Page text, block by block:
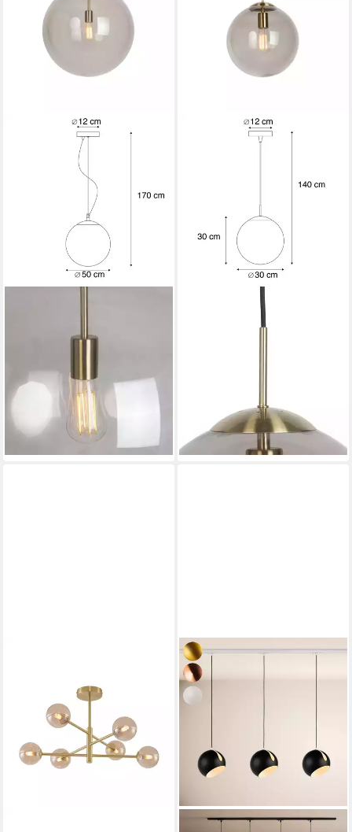
Leuchtmittel, Warmweiß,
Gold, Glas, Modern
179,00 €
UVP269,00 €
lieferbar - in 5-6 Werktagen bei dir
Pendelleuchte Ball, Dimmbar,
UVP125,00 €
-37%
lieferbar - in 5-6 Werktagen bei dir